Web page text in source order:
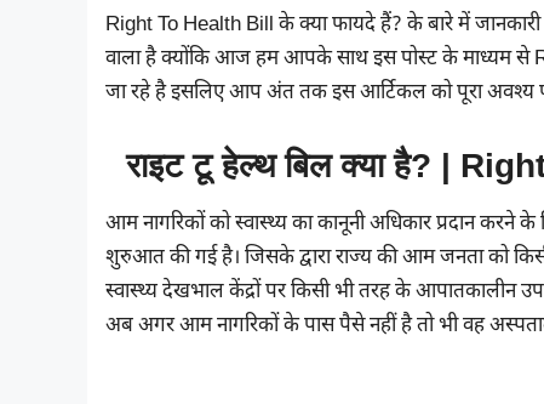
Right To Health Bill के क्या फायदे हैं? के बारे में
वाला है क्योंकि आज हम आपके साथ इस पोस्ट के माध्यम से
जा रहे है इसलिए आप अंत तक इस आर्टिकल को पूरा अवश्य
राइट टू हेल्थ बिल क्या है? |
आम नागरिकों को स्वास्थ्य का कानूनी अधिकार प्रदान करने
शुरुआत की गई है। जिसके द्वारा राज्य की आम जनता को किसी
स्वास्थ्य देखभाल केंद्रों पर किसी भी तरह के आपातकालीन
अब अगर आम नागरिकों के पास पैसे नहीं है तो भी वह